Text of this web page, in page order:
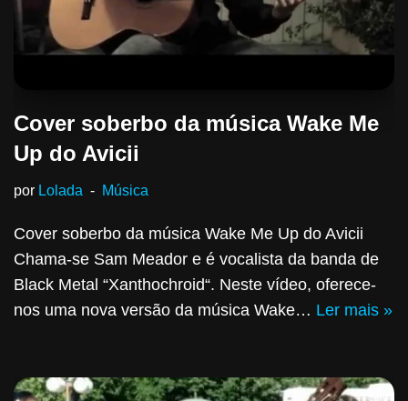
Cover soberbo da música Wake Me
Up do Avicii
por Lolada Música
Cover soberbo da música Wake Me Up do Avicii
Chama-se Sam Meador e é vocalista da banda de
Black Metal “Xanthochroid“. Neste vídeo, oferece-
nos uma nova versão da música Wake… Ler mais »